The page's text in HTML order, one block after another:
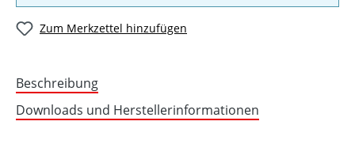
Zum Merkzettel hinzufügen
Beschreibung
Downloads und Herstellerinformationen